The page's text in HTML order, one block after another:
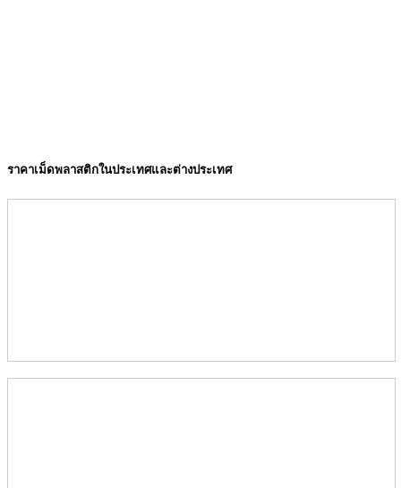
ราคาเม็ดพลาสติกในประเทศและต่างประเทศ